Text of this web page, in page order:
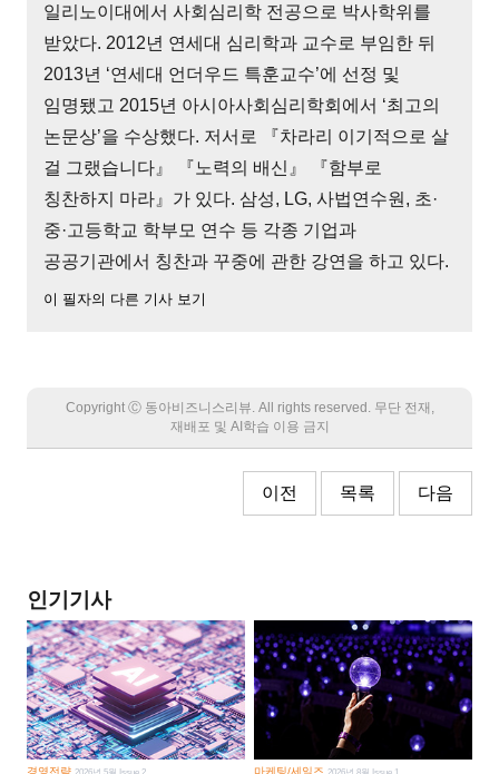
일리노이대에서 사회심리학 전공으로 박사학위를
받았다. 2012년 연세대 심리학과 교수로 부임한 뒤
2013년 ‘연세대 언더우드 특훈교수’에 선정 및
임명됐고 2015년 아시아사회심리학회에서 ‘최고의
논문상’을 수상했다. 저서로 『차라리 이기적으로 살
걸 그랬습니다』 『노력의 배신』 『함부로
칭찬하지 마라』가 있다. 삼성, LG, 사법연수원, 초·
중·고등학교 학부모 연수 등 각종 기업과
공공기관에서 칭찬과 꾸중에 관한 강연을 하고 있다.
이 필자의 다른 기사 보기
Copyright Ⓒ 동아비즈니스리뷰. All rights reserved. 무단 전재,
재배포 및 AI학습 이용 금지
이전 목록 다음
인기기사
경영전략 마케팅/세일즈